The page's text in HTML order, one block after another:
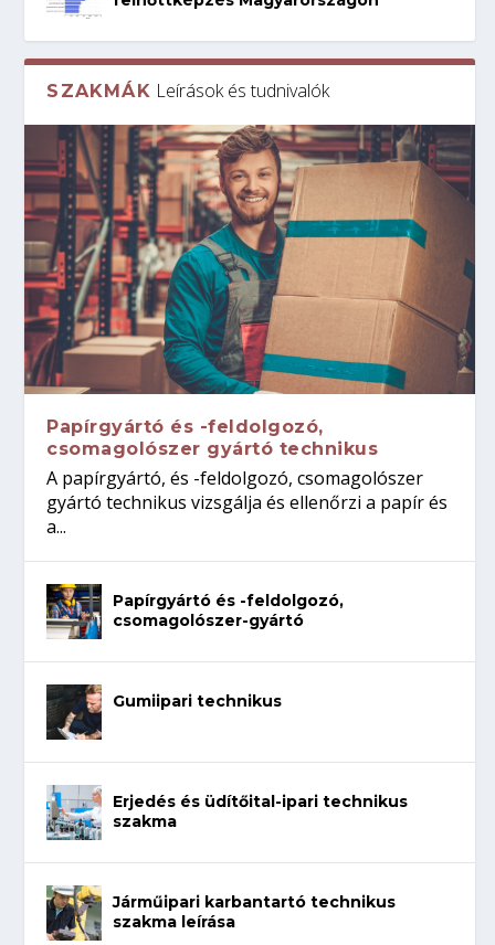
SZAKMÁK Leírások és tudnivalók
Papírgyártó és -feldolgozó,
csomagolószer gyártó technikus
A papírgyártó, és -feldolgozó, csomagolószer
gyártó technikus vizsgálja és ellenőrzi a papír és
a...
Papírgyártó és -feldolgozó,
csomagolószer-gyártó
Gumiipari technikus
Erjedés és üdítőital-ipari technikus
szakma
Járműipari karbantartó technikus
szakma leírása